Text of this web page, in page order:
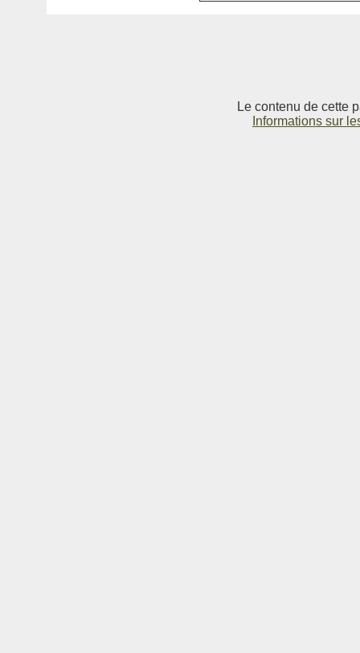
Le contenu de cette
Informations sur